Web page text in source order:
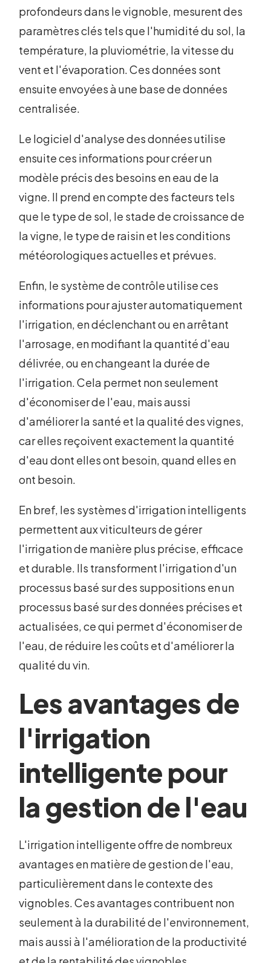
profondeurs dans le vignoble, mesurent des
paramètres clés tels que l'humidité du sol, la
température, la pluviométrie, la vitesse du
vent et l'évaporation. Ces données sont
ensuite envoyées à une base de données
centralisée.
Le logiciel d'analyse des données utilise
ensuite ces informations pour créer un
modèle précis des besoins en eau de la
vigne. Il prend en compte des facteurs tels
que le type de sol, le stade de croissance de
la vigne, le type de raisin et les conditions
météorologiques actuelles et prévues.
Enfin, le système de contrôle utilise ces
informations pour ajuster automatiquement
l'irrigation, en déclenchant ou en arrêtant
l'arrosage, en modifiant la quantité d'eau
délivrée, ou en changeant la durée de
l'irrigation. Cela permet non seulement
d'économiser de l'eau, mais aussi
d'améliorer la santé et la qualité des vignes,
car elles reçoivent exactement la quantité
d'eau dont elles ont besoin, quand elles en
ont besoin.
En bref, les systèmes d'irrigation intelligents
permettent aux viticulteurs de gérer
l'irrigation de manière plus précise, efficace
et durable. Ils transforment l'irrigation d'un
processus basé sur des suppositions en un
processus basé sur des données précises et
actualisées, ce qui permet d'économiser de
l'eau, de réduire les coûts et d'améliorer la
qualité du vin.
Les avantages de
l'irrigation
intelligente pour
la gestion de l'eau
L'irrigation intelligente offre de nombreux
avantages en matière de gestion de l'eau,
particulièrement dans le contexte des
vignobles. Ces avantages contribuent non
seulement à la durabilité de l'environnement,
mais aussi à l'amélioration de la productivité